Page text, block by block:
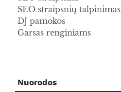
SEO straipsnių talpinimas
DJ pamokos
Garsas renginiams
Nuorodos